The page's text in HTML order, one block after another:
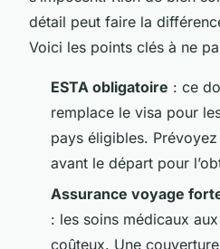
détail peut faire la
Voici les points clés à ne
ESTA obligatoire : ce
remplace le visa pour
pays éligibles.
avant le départ pour
Assurance voyage
: les soins médicaux
coûteux. Une